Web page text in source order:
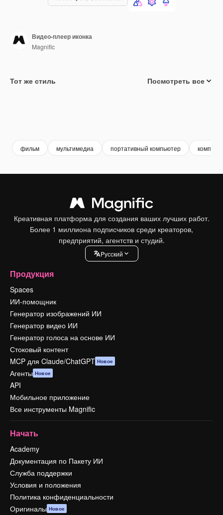
Видео-плеер иконка
Magnific
Тот же стиль Посмотреть все
фильм мультимедиа портативный компьютер
Креативная платформа для создания ваших лучших работ.
Более 1 миллиона подписчиков среди креаторов,
предприятий, агентств и студий.
Pусский
Продукция
Spaces
ИИ-помощник
Генератор изображений ИИ
Генератор видео ИИ
Генератор голоса на основе ИИ
Стоковый контент
MCP для Claude/ChatGPT Новое
Агенты Новое
API
Мобильное приложение
Все инструменты Magnific
Начать
Academy
Документация по Пакету ИИ
Служба поддержки
Условия и положения
Политика конфиденциальности
Оригиналы Новое